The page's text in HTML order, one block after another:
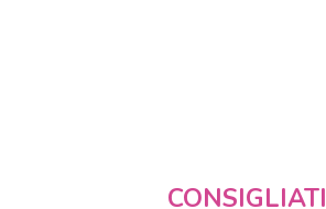
CONSIGLIATI